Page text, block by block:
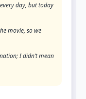
day, but today
movie, so we
I didn’t mean